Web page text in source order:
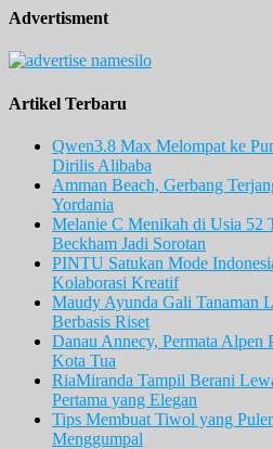
Advertisment
Artikel Terbaru
Qwen3.8 Max Melompat ke
Dirilis Alibaba
Amman Beach, Gerbang
Yordania
Melanie C Menikah di Usia 52
Beckham Jadi Sorotan
PINTU Satukan Mode
Kolaborasi Kreatif
Maudy Ayunda Gali Tanaman
Berbasis Riset
Danau Annecy, Permata Alpen
Kota Tua
RiaMiranda Tampil Berani
Pertama yang Elegan
Tips Membuat Tiwol yang
Menggumpal